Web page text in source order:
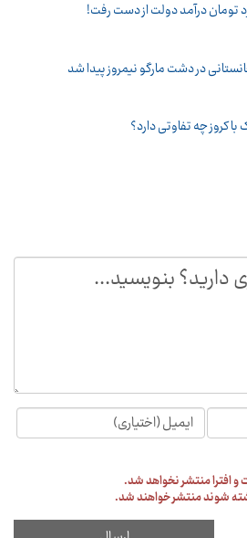
در دشت مارگو نیمروز پیدا شد
کروز چه تفاوتی دارد؟
و افترا منتشر نخواهد شد.
شوند منتشر خواهند شد.